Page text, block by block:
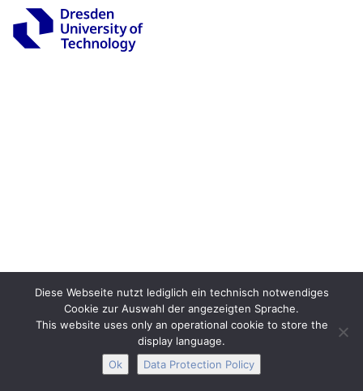
Diese Webseite nutzt lediglich ein technisch notwendiges
Cookie zur Auswahl der angezeigten Sprache.
This website uses only an operational cookie to store the
display language.
Ok
Data Protection Policy